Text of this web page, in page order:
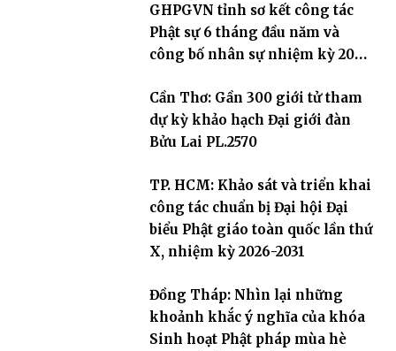
GHPGVN tỉnh sơ kết công tác
Phật sự 6 tháng đầu năm và
công bố nhân sự nhiệm kỳ 2026
Cần Thơ: Gần 300 giới tử tham
dự kỳ khảo hạch Đại giới đàn
Bửu Lai PL.2570
TP. HCM: Khảo sát và triển khai
công tác chuẩn bị Đại hội Đại
biểu Phật giáo toàn quốc lần thứ
X, nhiệm kỳ 2026-2031
Đồng Tháp: Nhìn lại những
khoảnh khắc ý nghĩa của khóa
Sinh hoạt Phật pháp mùa hè